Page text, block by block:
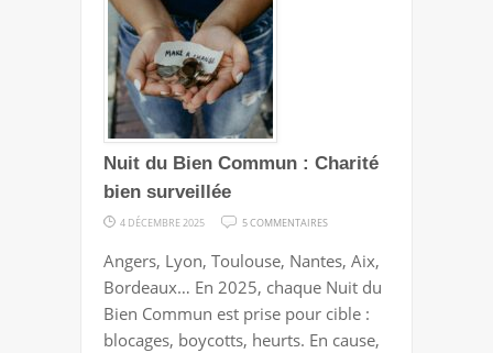
Nuit du Bien Commun : Charité
bien surveillée
4 DÉCEMBRE 2025 5 COMMENTAIRES
DU
BIEN
COMMUN
Angers, Lyon, Toulouse, Nantes, Aix,
Bordeaux… En 2025, chaque Nuit du
Bien Commun est prise pour cible :
blocages, boycotts, heurts. En cause,